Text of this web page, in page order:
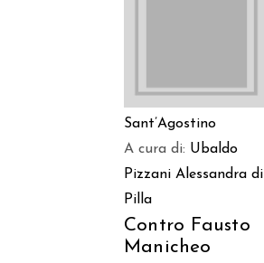
Sant’Agostino
A cura di: Ubaldo
Pizzani Alessandra di
Pilla
Contro Fausto
Manicheo